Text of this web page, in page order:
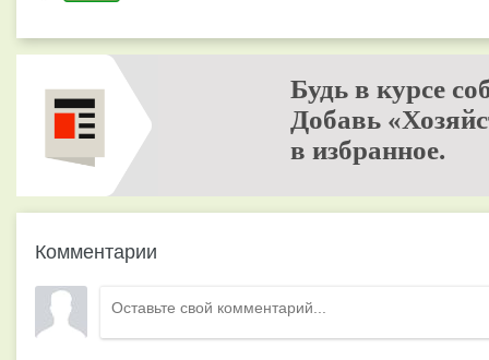
Будь в курсе
Добавь
в избранное.
Комментарии